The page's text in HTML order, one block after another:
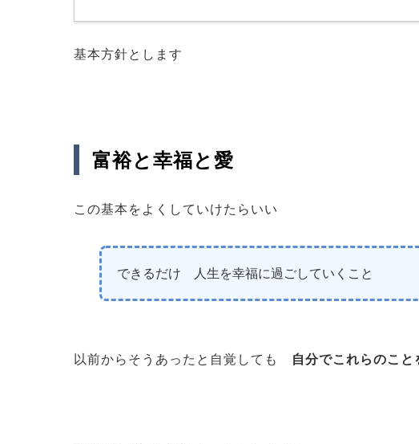
基本方針とします
富裕と幸福と愛
この基本をよくしていけたらいい
できるだけ 人生を幸福に過ごしていくこと
以前からそうあったと自覚しても 自分でこれらのこ